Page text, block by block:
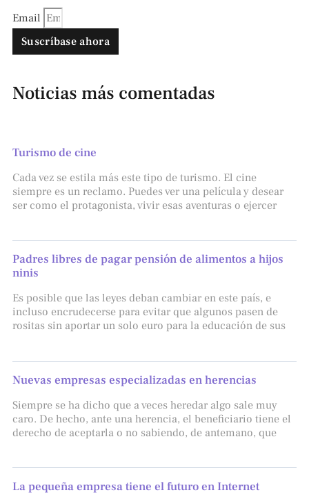
Email
Suscríbase ahora
Noticias más comentadas
Turismo de cine
Cada vez se estila más este tipo de turismo. El cine
siempre es un reclamo. Puedes ver una película y desear
ser como el protagonista, vivir esas aventuras o ejercer
Padres libres de pagar pensión de alimentos a hijos
ninis
Es posible que las leyes deban cambiar en este país, e
incluso encrudecerse para evitar que algunos pasen de
rositas sin aportar un solo euro para la educación de sus
Nuevas empresas especializadas en herencias
Siempre se ha dicho que a veces heredar algo sale muy
caro. De hecho, ante una herencia, el beneficiario tiene el
derecho de aceptarla o no sabiendo, de antemano, que
La pequeña empresa tiene el futuro en Internet